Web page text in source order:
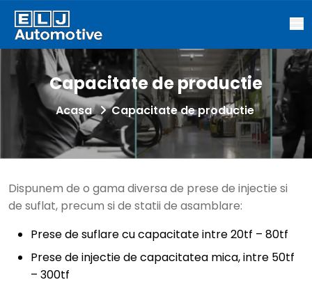
Capacitate de productie
Acasa Capacitate de productie
Dispunem de o gama diversa de prese de injectie si
de suflat, precum si de statii de asamblare:
Prese de suflare cu capacitate intre 20tf – 80tf
Prese de injectie de capacitatea mica, intre 50tf
– 300tf